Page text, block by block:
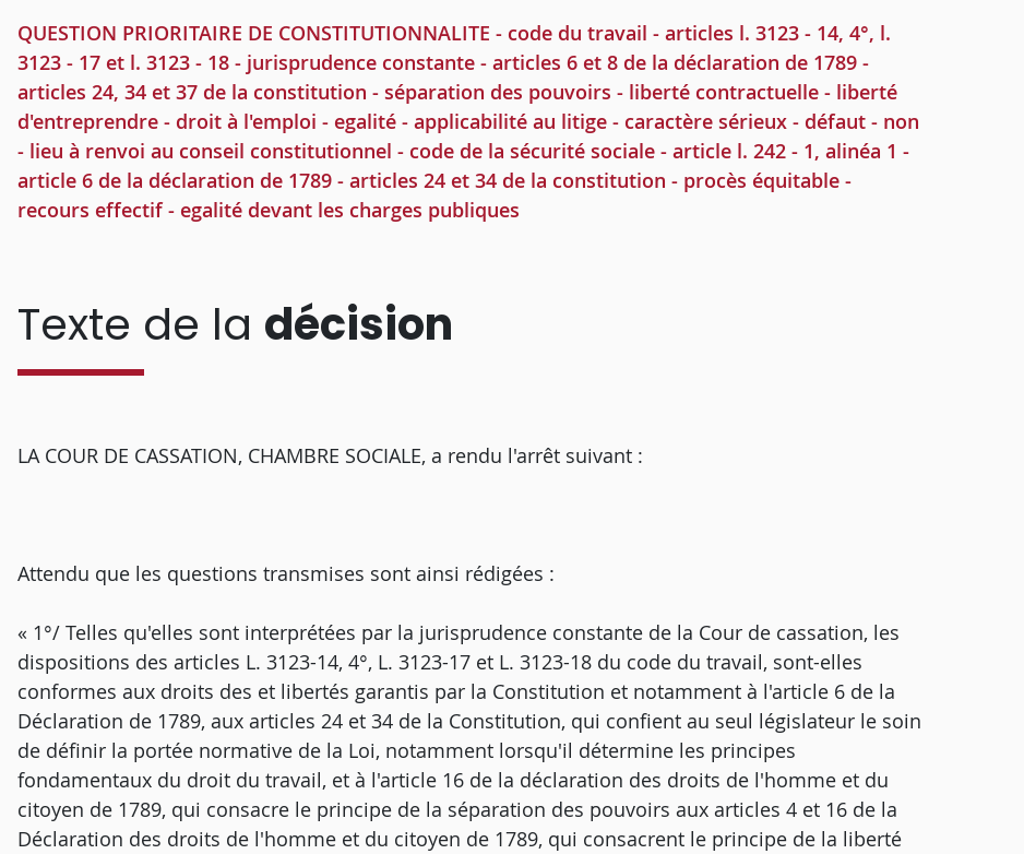
QUESTION PRIORITAIRE DE CONSTITUTIONNALITE - code du travail - articles l. 3123 - 14, 4°, l.
3123 - 17 et l. 3123 - 18 - jurisprudence constante - articles 6 et 8 de la déclaration de 1789 -
articles 24, 34 et 37 de la constitution - séparation des pouvoirs - liberté contractuelle - liberté
d'entreprendre - droit à l'emploi - egalité - applicabilité au litige - caractère sérieux - défaut - non
- lieu à renvoi au conseil constitutionnel - code de la sécurité sociale - article l. 242 - 1, alinéa 1 -
article 6 de la déclaration de 1789 - articles 24 et 34 de la constitution - procès équitable -
recours effectif - egalité devant les charges publiques
Texte de la décision
LA COUR DE CASSATION, CHAMBRE SOCIALE, a rendu l'arrêt suivant :
Attendu que les questions transmises sont ainsi rédigées :
« 1°/ Telles qu'elles sont interprétées par la jurisprudence constante de la Cour de cassation, les
dispositions des articles L. 3123-14, 4°, L. 3123-17 et L. 3123-18 du code du travail, sont-elles
conformes aux droits des et libertés garantis par la Constitution et notamment à l'article 6 de la
Déclaration de 1789, aux articles 24 et 34 de la Constitution, qui confient au seul législateur le soin
de définir la portée normative de la Loi, notamment lorsqu'il détermine les principes
fondamentaux du droit du travail, et à l'article 16 de la déclaration des droits de l'homme et du
citoyen de 1789, qui consacre le principe de la séparation des pouvoirs aux articles 4 et 16 de la
Déclaration des droits de l'homme et du citoyen de 1789, qui consacrent le principe de la liberté